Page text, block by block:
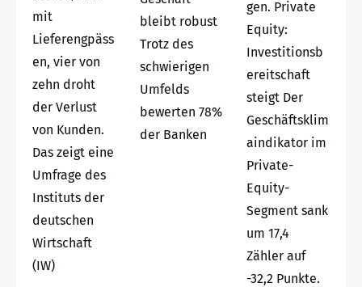
mit
Lieferengpäss
en, vier von
zehn droht
der Verlust
von Kunden.
Das zeigt eine
Umfrage des
Instituts der
deutschen
Wirtschaft
(IW)
bleibt robust
Trotz des
schwierigen
Umfelds
bewerten 78%
der Banken
gen. Private
Equity:
Investitionsb
ereitschaft
steigt Der
Geschäftsklim
aindikator im
Private-
Equity-
Segment sank
um 17,4
Zähler auf
-32,2 Punkte.